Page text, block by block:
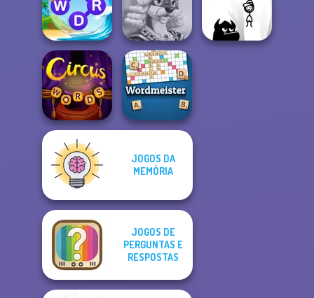
Word Brain
Puzzle
Bubble Letters Words with Owl
Word Connect
Puzzle
Words With Prof.
Wisely
Circus Words
JOGOS DA
MEMÓRIA
JOGOS DE
PERGUNTAS E
RESPOSTAS